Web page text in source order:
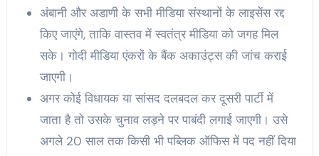
अंबानी और अडाणी के सभी मीडिया संस्थानों के लाइसेंस रद्द
किए जाएंगे, ताकि वास्तव में स्वतंत्र मीडिया को जगह मिल
सके। गोदी मीडिया एंकरों के बैंक अकाउंट्स की जांच कराई
जाएगी।
अगर कोई विधायक या सांसद दलबदल कर दूसरी पार्टी में
जाता है तो उसके चुनाव लड़ने पर पाबंदी लगाई जाएगी। उसे
अगले 20 साल तक किसी भी पब्लिक ऑफिस में पद नहीं दिया